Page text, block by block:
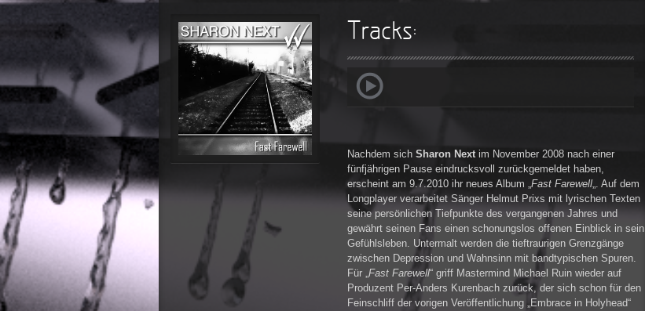
Tracks:
Nachdem sich Sharon Nextim November 2008 nach einer
fünfjährigen Pause eindrucksvoll zurückgemeldet haben,
erscheint am 9.7.2010 ihr neues Album „Fast Farewell„. Auf dem
Longplayer verarbeitet Sänger Helmut Prixs mit lyrischen Texten
seine persönlichen Tiefpunkte des vergangenen Jahres und
gewährt seinen Fans einen schonungslos offenen Einblick in sein
Gefühlsleben. Untermalt werden die tieftraurigen Grenzgänge
zwischen Depression und Wahnsinn mit bandtypischen Spuren.
Für „Fast Farewell“ griff Mastermind Michael Ruin wieder auf
Produzent Per-Anders Kurenbach zurück, der sich schon für den
Feinschliff der vorigen Veröffentlichung „Embrace in Holyhead“